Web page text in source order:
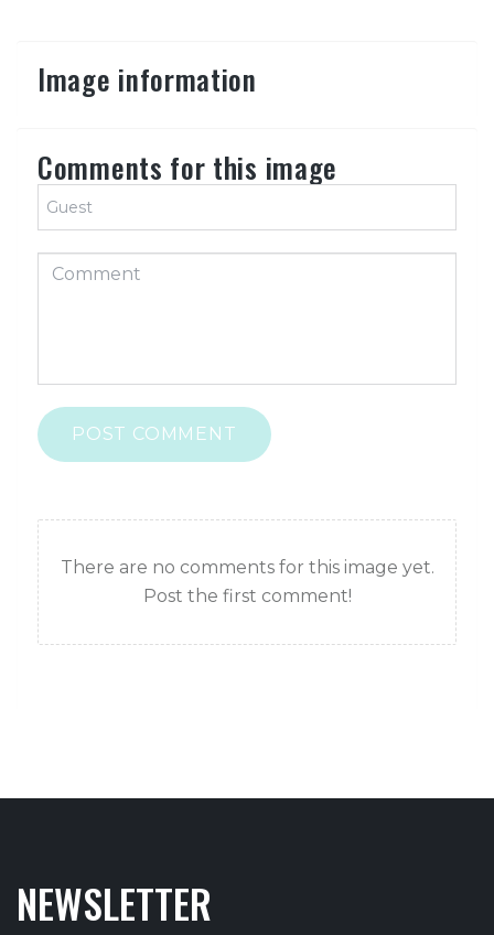
Image information
Comments for this image
POST COMMENT
There are no comments for this image yet.
Post the first comment!
NEWSLETTER